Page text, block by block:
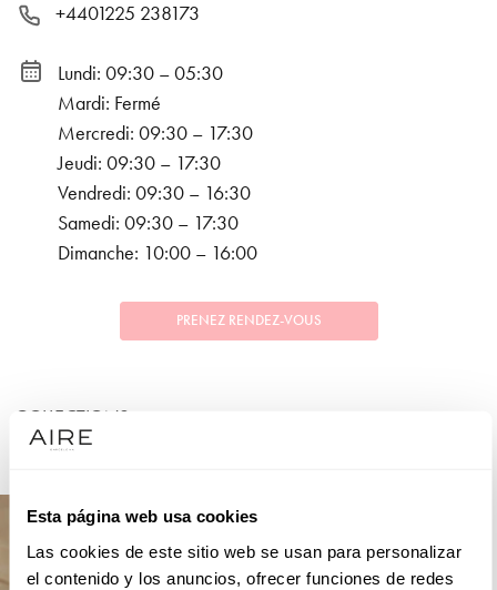
Esta página web usa cookies
Las cookies de este sitio web se usan para personalizar
el contenido y los anuncios, ofrecer funciones de redes
+4401225 238173
Lundi: 09:30 – 05:30
Mardi: Fermé
Mercredi: 09:30 – 17:30
Jeudi: 09:30 – 17:30
Vendredi: 09:30 – 16:30
Samedi: 09:30 – 17:30
Dimanche: 10:00 – 16:00
PRENEZ RENDEZ-VOUS
COLLECTIONS